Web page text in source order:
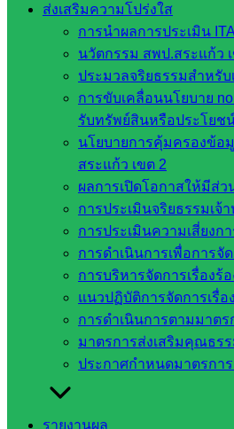
ส่งเสริมความโปร่งใส
การนำผลการประเมิน
นวัตกรรม สพป.สระแก้ว
ประมวลจริยธรรมสำหรั
การขับเคลื่อนนโยบาย
รับทรัพย์สินหรือประโยช
นโยบายการคุ้มครองข้อ
สระแก้ว เขต 2
ผลการเปิดโอกาสให้มีส่
การประเมินจริยธรรมเจ้
การประเมินความเสี่ยง
การดำเนินการเพื่อการจั
การบริหารจัดการเรื่องร้อ
แนวปฏิบัติการจัดการเรื่
การดำเนินการตามมาต
มาตรการส่งเสริมคุณธร
ประกาศกำหนดมาตรกา
รายงานผล
หน่วยงาน
ที่เกี่ยวข้อง
กระทรวง
ศึกษาธิการ
กระทรวง
การ
อุดมศึกษา
สำนักงาน
เลขาธิการ
สภาการ
ศึกษา
สำนักงาน
คณะ
กรรมการ
อาชีวศึกษา
สำนักงาน